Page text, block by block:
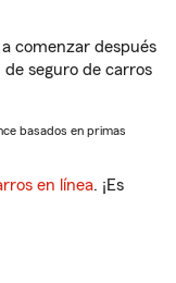
comenzar después
seguro de carros
basados en primas
en línea. ¡Es